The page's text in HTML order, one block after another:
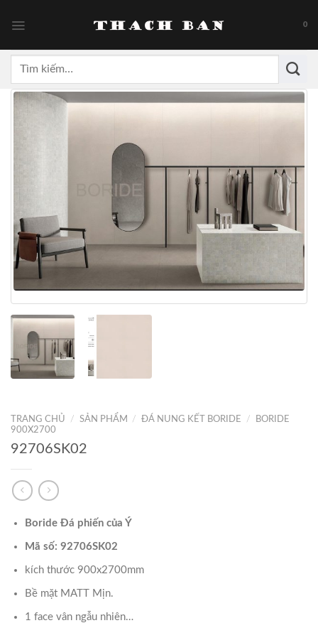
0
kiếm:
TRANG CHỦ / SẢN PHẨM / ĐÁ NUNG KẾT BORIDE /
BORIDE
900X2700
92706SK02
Boride Đá phiến của Ý
Mã số: 92706SK02
kích thước 900x2700mm
Bề mặt MATT Mịn.
1 face vân ngẫu nhiên…